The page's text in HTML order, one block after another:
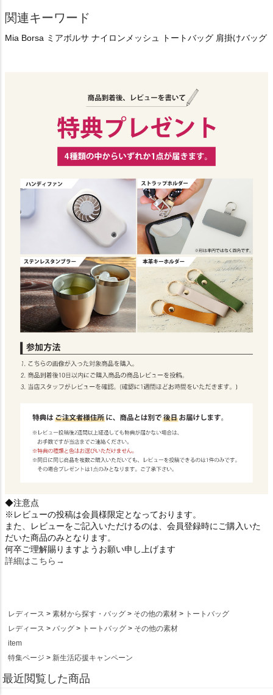
関連キーワード
Mia Borsa ミアボルサ ナイロンメッシュ トートバッグ 肩掛けバッグ
◆注意点
※レビューの投稿は会員様限定となっております。
また、レビューをご記入いただけるのは、会員登録時にご購入いた
だいた商品のみとなります。
何卒ご理解賜りますようお願い申し上げます
詳細はこちら→
レディース 素材から探す・バッグ その他の素材
トートバッグ
レディース
バッグ トートバッグ
その他の素材
item
特集ページ
新生活応援キャンペーン
最近閲覧した商品